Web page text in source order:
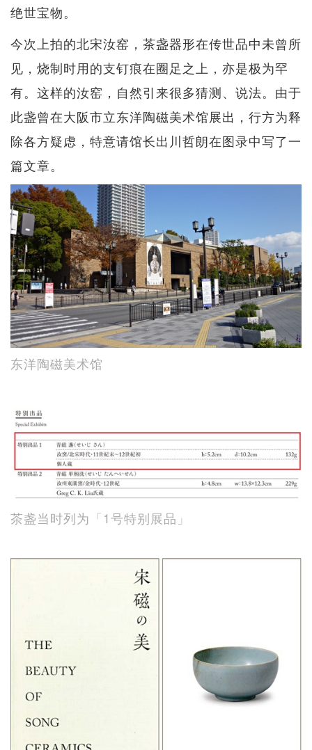
绝世宝物。
今次上拍的北宋汝窑，茶盏器形在传世品中未曾所
见，烧制时用的支钉痕在圈足之上，亦是极为罕
有。这样的汝窑，自然引来很多猜测、说法。由于
此盏曾在大阪市立东洋陶磁美术馆展出，行方为释
除各方疑虑，特意请馆长出川哲朗在图录中写了一
篇文章。
东洋陶磁美术馆
茶盏当时列为「1号特别展品」